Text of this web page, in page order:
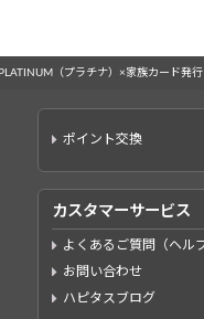
（プラチナ）×家族カード発行
ポイント交換
カスタマーサービス
よくあるご質問（ヘル
お問い合わせ
ハピタスブログ